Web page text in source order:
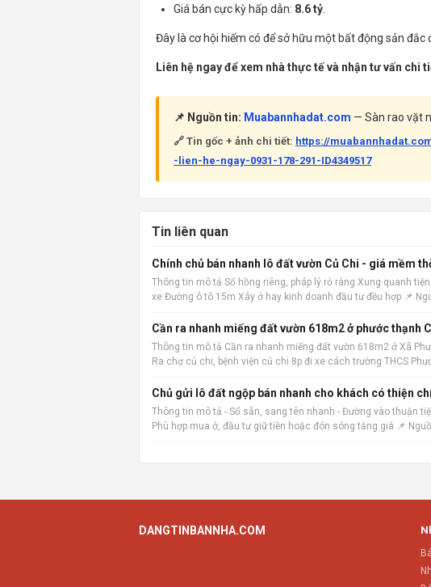
Giá bán cực kỳ hấp dẫn: 8.6 tỷ
Đây là cơ hội hiếm có để sở hữu một bất động sản
Liên hệ ngay để xem nhà thực tế và nhận tư vấn chi
📌 Nguồn tin: Muabannhadat.com — Sàn rao vặt
🔗 Tin gốc + ảnh chi tiết: https://
-lien-he-ngay-0931-178-291-ID4349517
Tin liên quan
Chính chủ bán nhanh lô đất vườn Củ Chi - giá mềm
Thông tin mô tả Sổ hồng riêng, pháp lý rỏ ràng Xung quanh
xe Đường ô tô 15m Xây ở hay kinh doanh đầu tư đều hợp 📌
Cần ra nhanh miếng đất vườn 618m2 ở phước thạnh
Thông tin mô tả Cần ra nhanh miếng đất vườn 618m2 ở Xã
Ra chợ củ chi, bệnh viện củ chi 8p đi xe cách trường THCS
Chủ gửi lô đất ngộp bán nhanh cho khách có thiện
Thông tin mô tả - Sổ sẵn, sang tên nhanh - Đường vào thuận
Phù hợp mua ở, đầu tư giữ tiền hoặc đón sóng tăng giá 📌
DANGTINBANNHA.COM